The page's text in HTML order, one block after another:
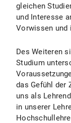
gleichen
und Interesse
Vorwissen und
Des Weiteren
Studium
das Gefühl der
uns als
in unserer